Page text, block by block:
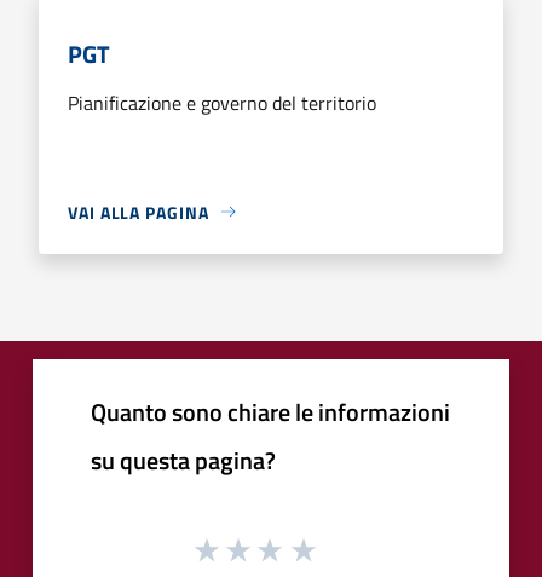
PGT
Pianificazione e governo del territorio
VAI ALLA PAGINA
Quanto sono chiare le informazioni
su questa pagina?